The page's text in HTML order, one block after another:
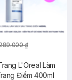
₫
L'Oreal Làm
Điểm 400ml